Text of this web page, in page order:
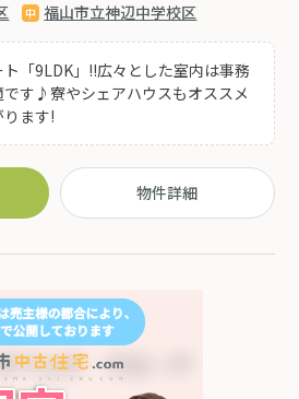
福山市立神辺中学校区
「9LDK」!!広々とした室内は事務
す♪寮やシェアハウスもオススメ
ます!
物件詳細